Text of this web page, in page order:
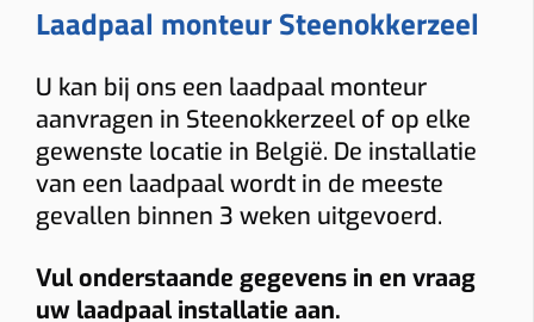
Laadpaal monteur Steenokkerzeel
U kan bij ons een laadpaal monteur
aanvragen in Steenokkerzeel of op elke
gewenste locatie in België. De installatie
van een laadpaal wordt in de meeste
gevallen binnen 3 weken uitgevoerd.
Vul onderstaande gegevens in en vraag
uw laadpaal installatie aan.